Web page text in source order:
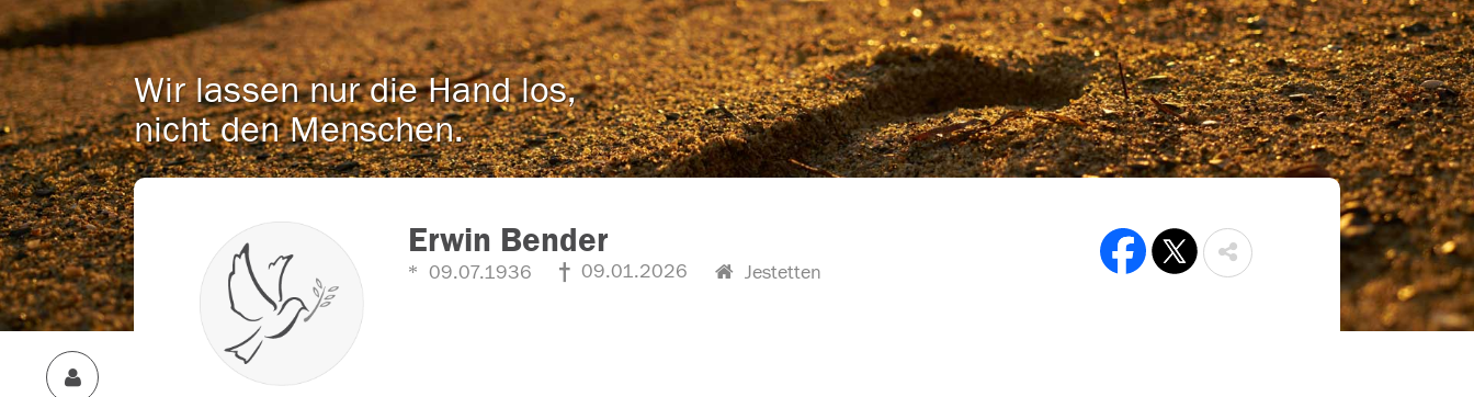
Wir lassen nur die Hand los,
nicht den Menschen.
Erwin Bender
09.07.1936 09.01.2026 Jestetten